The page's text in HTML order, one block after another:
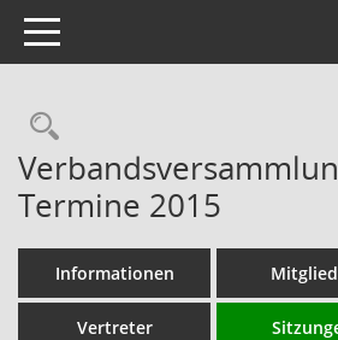
Toggle navigation
Rechercheauswahl
Termine 2015
Informationen
Vertreter